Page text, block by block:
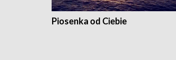
Piosenka od Ciebie